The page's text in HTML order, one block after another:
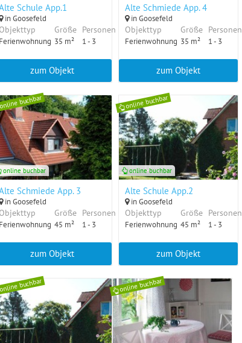
Schule App.1
in Goosefeld
Objekttyp
Ferienwohnung
Größe
35 m²
Personen
1 - 3
zum Objekt
Alte Schmiede App. 4
in Goosefeld
Objekttyp
Ferienwohnung
Größe
35 m²
Personen
1 - 3
zum Objekt
buchbar
Schmiede App. 3
in Goosefeld
Objekttyp
Ferienwohnung
Größe
45 m²
Personen
1 - 3
online buchbar
zum Objekt
online buchbar
Alte Schule App.2
in Goosefeld
Objekttyp
Ferienwohnung
Größe
45 m²
Personen
1 - 3
online buchbar
zum Objekt
buchbar online buchbar